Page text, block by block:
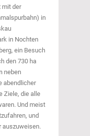
mit der
in
in Nochten
ein Besuch
den 730 ha
neben
abendlicher
Ziele, die alle
Und meist
und
auszuweisen.